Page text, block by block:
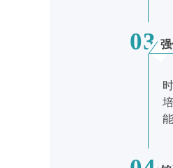
03